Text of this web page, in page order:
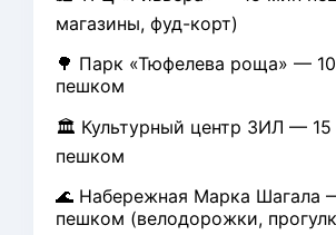
магазины, фуд-корт)
🌳 Парк «Тюфелева роща» —
пешком
🏛 Культурный центр ЗИЛ — 15
пешком
🌊 Набережная Марка Шагала
пешком (велодорожки,